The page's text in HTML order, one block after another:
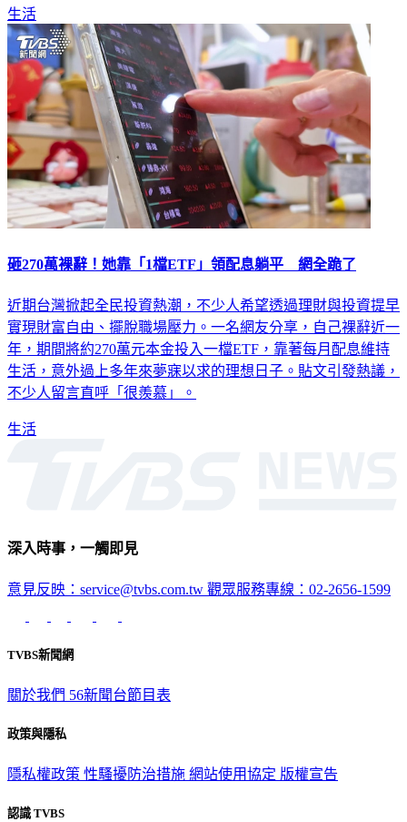
生活
砸270萬裸辭！她靠「1檔ETF」領配息躺平 網全跪了
近期台灣掀起全民投資熱潮，不少人希望透過理財與投資提早
實現財富自由、擺脫職場壓力。一名網友分享，自己裸辭近一
年，期間將約270萬元本金投入一檔ETF，靠著每月配息維持
生活，意外過上多年來夢寐以求的理想日子。貼文引發熱議，
不少人留言直呼「很羨慕」。
生活
深入時事，一觸即見
意見反映：service@tvbs.com.tw 觀眾服務專線：02-2656-1599
TVBS新聞網
關於我們 56新聞台節目表
政策與隱私
隱私權政策 性騷擾防治措施 網站使用協定 版權宣告
認識 TVBS